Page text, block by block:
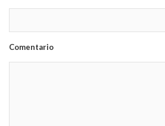
Comentario